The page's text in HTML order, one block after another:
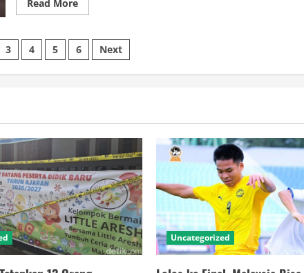
Read More
more
Tidak
Ada
Penyekapan
3 4 5 6 Next
Uncategorized